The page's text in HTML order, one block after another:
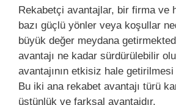
Rekabetçi avantajlar, bir firma ve
bazı güçlü yönler veya koşullar
büyük değer meydana
avantajı ne kadar sürdürülebilir
avantajının etkisiz hale
Bu iki ana rekabet avantajı türü
üstünlük ve farksal avantajdır.